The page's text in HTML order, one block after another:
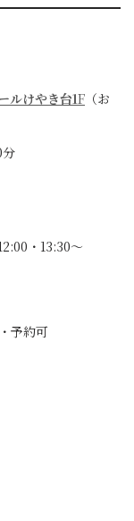
ルけやき台1F （お
・13:30～
予約可